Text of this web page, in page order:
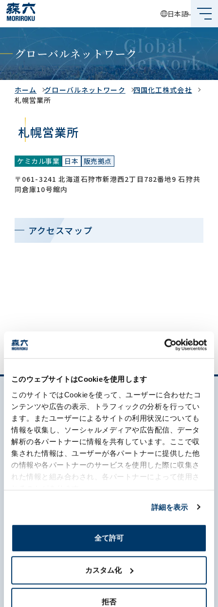
このウェブサイトはCookieを使用します
このサイトではCookieを使って、ユーザーに合わせたコ
ンテンツや広告の表示、トラフィックの分析を行ってい
ます。またユーザーによるサイトの利用状況についても
情報を収集し、ソーシャルメディアや広告配信、データ
解析の各パートナーに情報を共有しています。ここで収
集された情報は、ユーザーが各パートナーに提供した他
の情報や各パートナーのサービスを使用した際に収集さ
れた情報と組み合わされ、各パートナーによって使用さ
詳細を表示
全て許可
カスタム化
拒否
日本語
森六って何？
企業情報
事業内容
投資家情報
採用情報
#会社概要
グローバルネットワーク
ホーム グローバルネットワーク
四国化工株式会社
札幌営業所
札幌営業所
ケミカル事業 日本
販売拠点
〒061-3241 北海道石狩市新港西2丁目782番地9 石狩共
同倉庫10号館内
アクセスマップ
森六って何？
採用情報